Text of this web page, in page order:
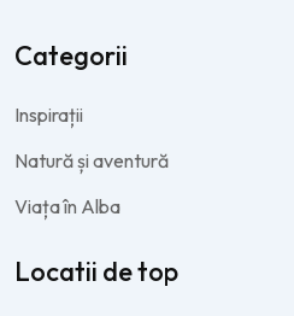
Categorii
Inspirații
Natură și aventură
Viața în Alba
Locatii de top